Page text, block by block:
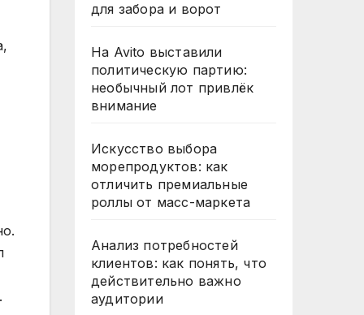
для забора и ворот
На Avito выставили
политическую партию:
необычный лот привлёк
внимание
Искусство выбора
морепродуктов: как
отличить премиальные
роллы от масс-маркета
Анализ потребностей
клиентов: как понять, что
действительно важно
аудитории